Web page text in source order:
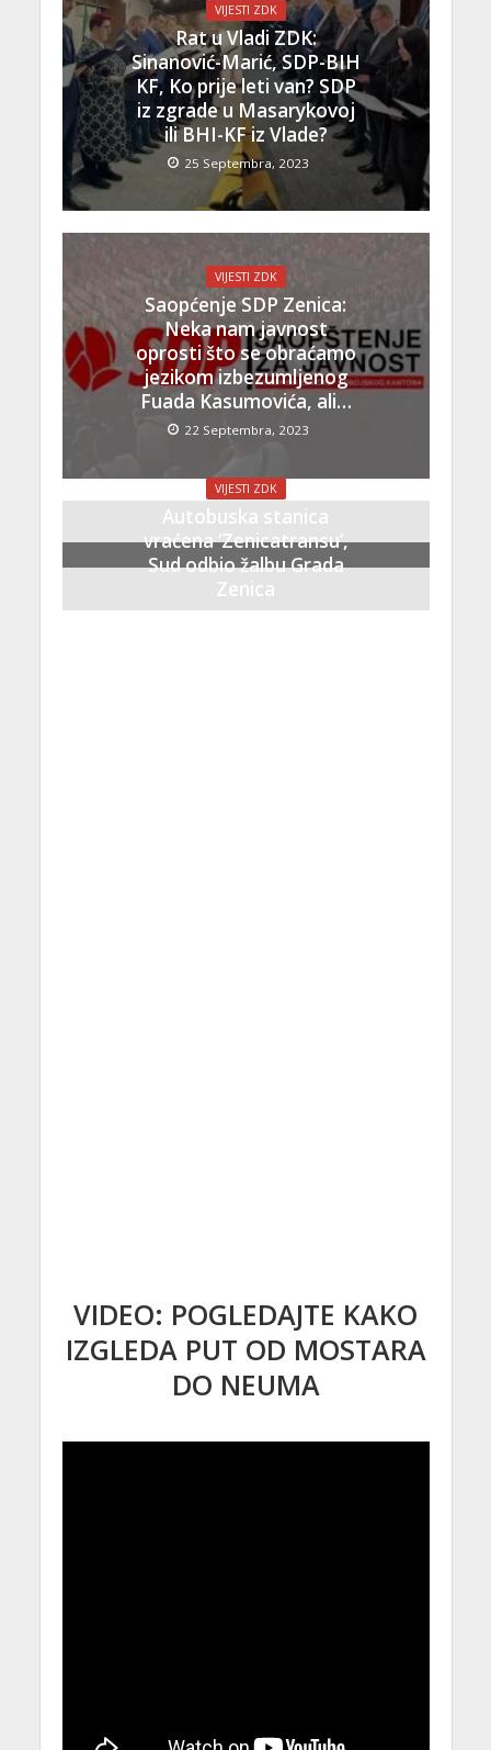
VIJESTI ZDK
Rat u Vladi ZDK:
Sinanović-Marić, SDP-BIH
KF, Ko prije leti van? SDP
iz zgrade u Masarykovoj
ili BHI-KF iz Vlade?
25 Septembra, 2023
VIJESTI ZDK
Saopćenje SDP Zenica:
Neka nam javnost
oprosti što se obraćamo
jezikom izbezumljenog
Fuada Kasumovića, ali…
22 Septembra, 2023
VIJESTI ZDK
Autobuska stanica
vraćena ‘Zenicatransu’,
Sud odbio žalbu Grada
Zenica
VIDEO: POGLEDAJTE KAKO
IZGLEDA PUT OD MOSTARA
DO NEUMA